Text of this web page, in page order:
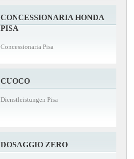
CONCESSIONARIA HONDA
PISA
Concessionaria Pisa
CUOCO
Dienstleistungen Pisa
DOSAGGIO ZERO